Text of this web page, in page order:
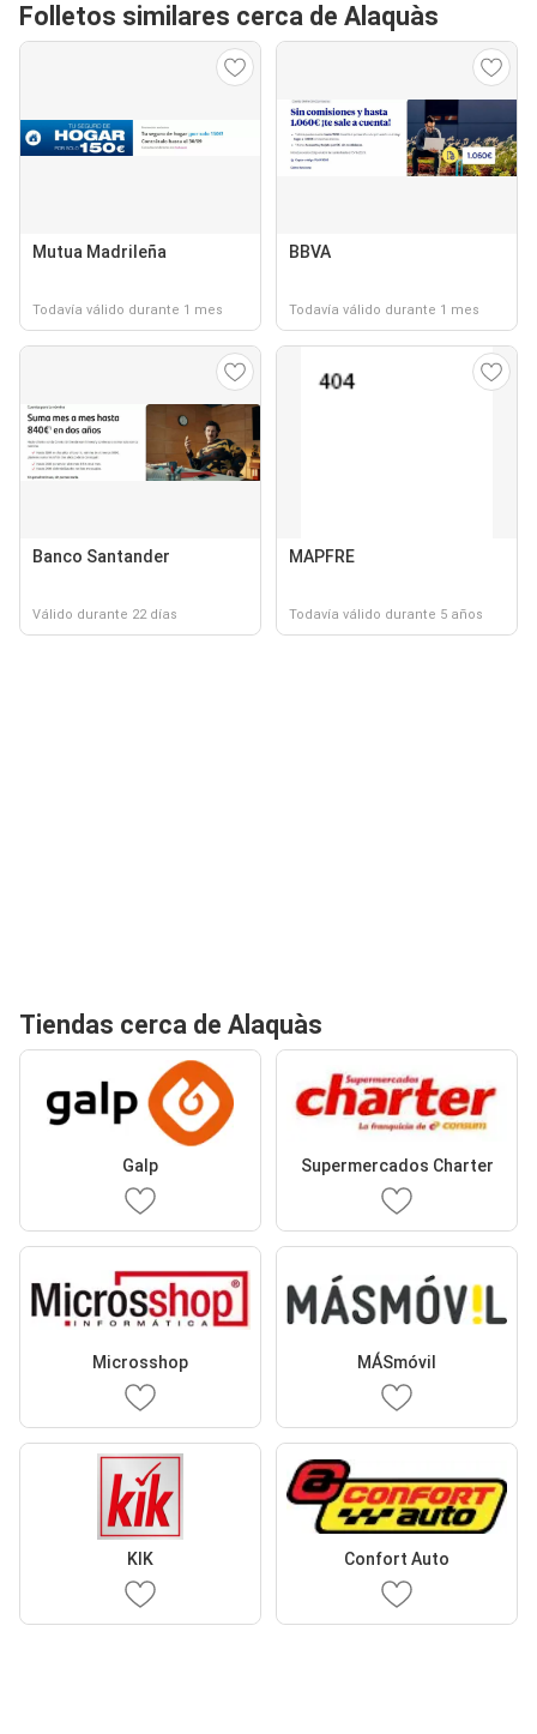
Folletos similares cerca de Alaquàs
Mutua Madrileña
Todavía válido durante 1 mes
BBVA
Todavía válido durante 1 mes
Banco Santander
Válido durante 22 días
MAPFRE
Todavía válido durante 5 años
Tiendas cerca de Alaquàs
Galp Supermercados Charter
Microsshop MÁSmóvil
KIK Confort Auto